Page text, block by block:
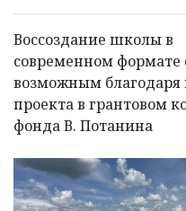
Воссоздание школы в
современном формате
возможным благодаря
проекта в грантовом
фонда В. Потанина